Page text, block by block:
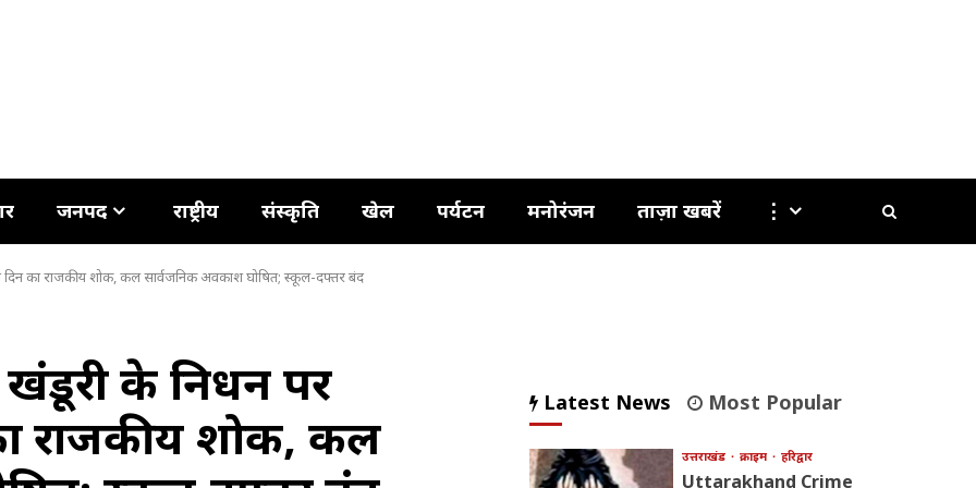
जनपद राष्ट्रीय संस्कृति खेल पर्यटन मनोरंजन ताज़ा खबरें ⋮
दिन का राजकीय शोक, कल सार्वजनिक अवकाश घोषित; स्कूल-दफ्तर बंद
खंडूरी के निधन पर
राजकीय शोक, कल
Latest News Most Popular
उत्तराखंड क्राइम हरिद्वार
Uttarakhand Crime